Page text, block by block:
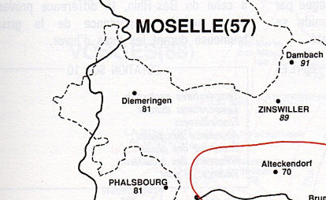
Douceur / Forte chaleur
Froid / Fraîcheur / Gel
Prévisions météo
Après cet été
nous connaître un